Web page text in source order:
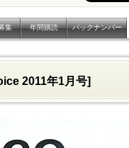
集 年間購読 バックナンバー
2011年1月号]